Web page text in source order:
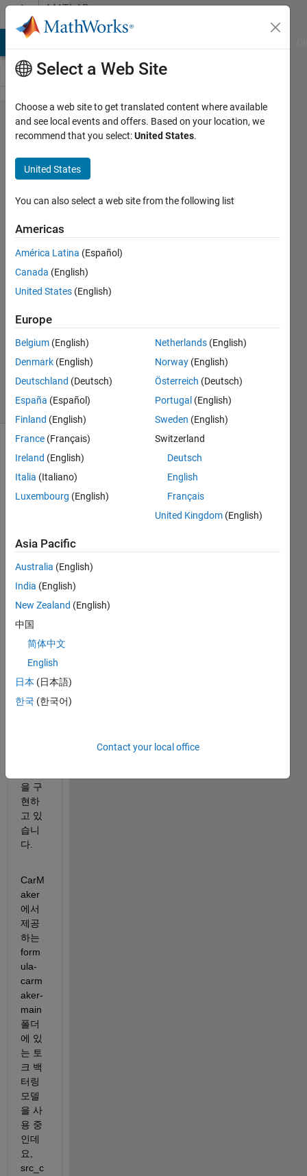
Skip to contentMATLAB
Answers
carmaker
를 통해 c
code 생
성하고 싶
은데 에러
가 발생합
니다.
14 Aug
2024
1 Answer
Updated
14 Aug
(30 days)
안녕
요.
Simul
ink와
CarM
aker
를 사
용해
을 구
현하
고 있
습니
다.
CarM
aker
에서
제공
하는
form
ula-
carm
aker-
main
폴더
에 있
는 토
크 백
터링
모델
을 사
용 중
인데
요,
src_c
Select a Web Site
Choose a web site to get translated content where available
and see local events and offers. Based on your location, we
recommend that you select:United States.
United States
You can also select a web site from the following list
Americas
América Latina (Español)
Canada (English)
United States (English)
Europe
Belgium (English)
Denmark (English)
Deutschland (Deutsch)
España (Español)
Finland (English)
France (Français)
Ireland (English)
Italia (Italiano)
Luxembourg (English)
Netherlands (English)
Norway (English)
Österreich (Deutsch)
Portugal (English)
Sweden (English)
Switzerland
Deutsch
English
Français
United Kingdom (English)
Asia Pacific
Australia (English)
India (English)
New Zealand (English)
中国
简体中文
English
日本 (日本語)
한국 (한국어)
Contact your local office